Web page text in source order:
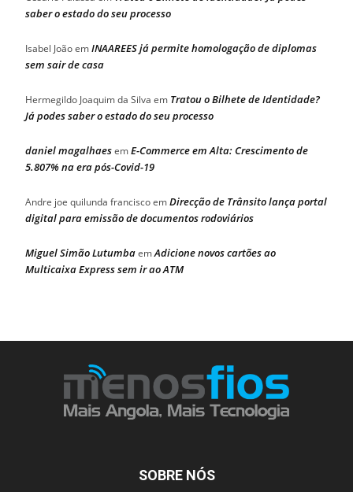
saber o estado do seu processo
Isabel JoãoemINAAREES já permite homologação de diplomas
sem sair de casa
Hermegildo Joaquim da Silva em Tratou o Bilhete de Identidade?
Já podes saber o estado do seu processo
daniel magalhaesemE-Commerce em Alta: Crescimento de
5.807% na era pós-Covid-19
Andre joe quilunda franciscoemDirecção de Trânsito lança portal
digital para emissão de documentos rodoviários
Miguel Simão LutumbaemAdicione novos cartões ao
Multicaixa Express sem ir ao ATM
SOBRE NÓS